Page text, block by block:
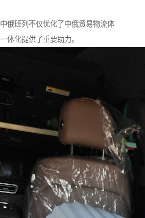
俄班列不仅优化了中俄贸易物流体
体化提供了重要助力。